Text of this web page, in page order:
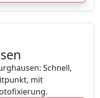
Schnell,
mit